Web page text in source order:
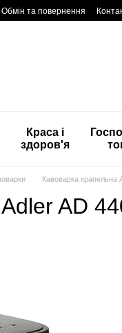
Обмін та повернення
Краса і
здоров'я
Кавоварка крапельна
AD